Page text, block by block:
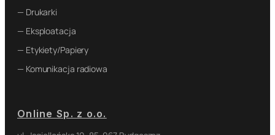
— Drukarki
— Eksploatacja
— Etykiety/Papiery
— Komunikacja radiowa
Online Sp. z o.o.